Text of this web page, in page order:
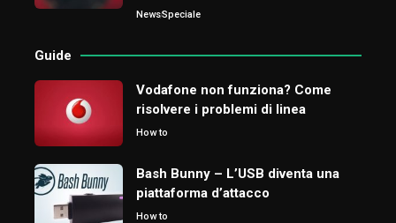
NewsSpeciale
Guide
Vodafone non funziona? Come
risolvere i problemi di linea
How to
Bash Bunny – L’USB diventa una
piattaforma d’attacco
How to